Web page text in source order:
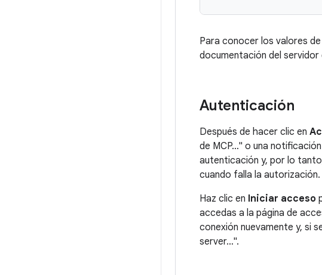
Para conocer los valores
documentación del
Autenticación
Después de hacer clic en
de MCP…" o una
autenticación y, por lo
cuando falla la autorización.
Haz clic en Iniciar acceso
accedas a la página de
conexión nuevamente y, si
server…".